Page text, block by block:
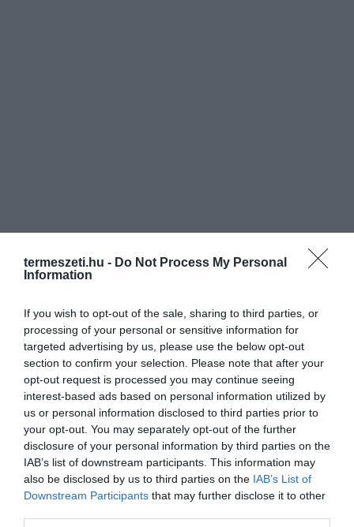
termeszeti.hu - Do Not Process My Personal
Information
If you wish to opt-out of the sale, sharing to third parties, or
processing of your personal or sensitive information for
targeted advertising by us, please use the below opt-out
section to confirm your selection. Please note that after your
opt-out request is processed you may continue seeing
interest-based ads based on personal information utilized by
us or personal information disclosed to third parties prior to
your opt-out. You may separately opt-out of the further
disclosure of your personal information by third parties on the
IAB’s list of downstream participants. This information may
also be disclosed by us to third parties on the IAB’s List of
Downstream Participants that may further disclose it to other
ELŐZŐ CIKK
SOKKOLÓ LÁTVÁNY: 5 TONNÁNYI MŰANYAGSZEMÉTBŐL
KÉSZÜLT BÁLNA EMELKEDIK KI A VÍZBŐL